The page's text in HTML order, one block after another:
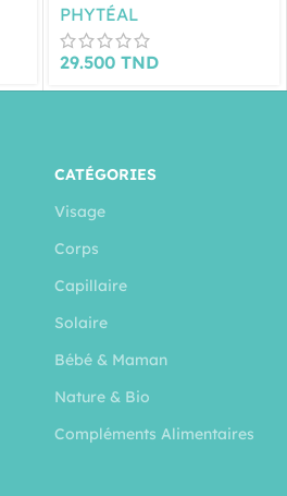
PHYTÉAL
29.500 TND
CATÉGORIES
Visage
Corps
Capillaire
Solaire
Bébé & Maman
Nature & Bio
Compléments Alimentaires